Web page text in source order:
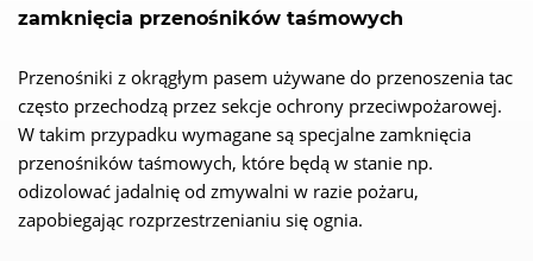
zamknięcia przenośników taśmowych
Przenośniki z okrągłym pasem używane do przenoszenia tac
często przechodzą przez sekcje ochrony przeciwpożarowej.
W takim przypadku wymagane są specjalne zamknięcia
przenośników taśmowych, które będą w stanie np.
odizolować jadalnię od zmywalni w razie pożaru,
zapobiegając rozprzestrzenianiu się ognia.